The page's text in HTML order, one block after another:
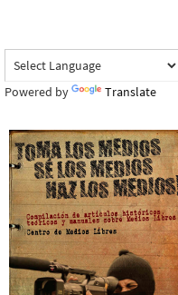
Powered by Translate